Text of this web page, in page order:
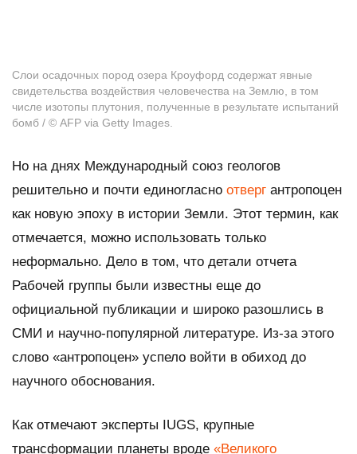
Слои осадочных пород озера Кроуфорд содержат явные
свидетельства воздействия человечества на Землю, в том
числе изотопы плутония, полученные в результате испытаний
бомб / © AFP via Getty Images.
Но на днях Международный союз геологов
решительно и почти единогласно отверг антропоцен
как новую эпоху в истории Земли. Этот термин, как
отмечается, можно использовать только
неформально. Дело в том, что детали отчета
Рабочей группы были известны еще до
официальной публикации и широко разошлись в
СМИ и научно-популярной литературе. Из-за этого
слово «антропоцен» успело войти в обиход до
научного обоснования.
Как отмечают эксперты IUGS, крупные
трансформации планеты вроде «Великого